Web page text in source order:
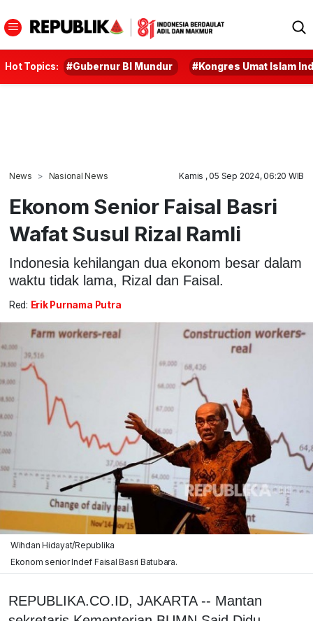
Hot Topics: #Gubernur BI Mundur #Kongres Umat Islam
News Nasional News Kamis , 05 Sep 2024, 06:20 WIB
Ekonom Senior Faisal Basri
Wafat Susul Rizal Ramli
Indonesia kehilangan dua ekonom besar dalam
waktu tidak lama, Rizal dan Faisal.
Red: Erik Purnama Putra
Wihdan Hidayat/Republika
Ekonom senior Indef Faisal Basri Batubara.
REPUBLIKA.CO.ID, JAKARTA -- Mantan